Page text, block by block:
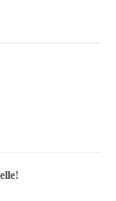
selber
& günstig